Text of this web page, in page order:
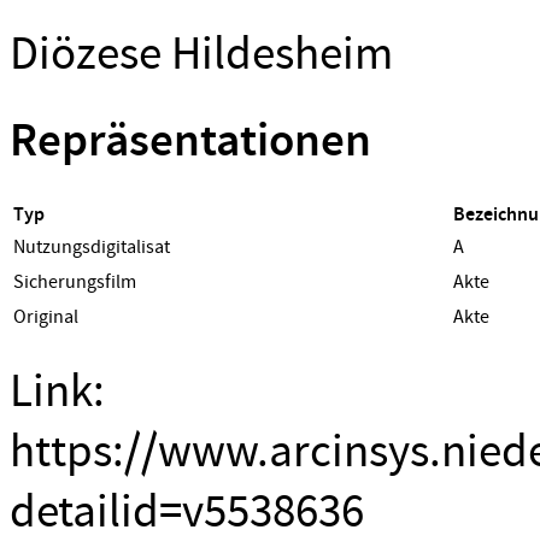
Diözese Hildesheim
Repräsentationen
Typ
Nutzungsdigitalisat
A
Sicherungsfilm
Akte
Original
Akte
Link:
https://
detailid=v5538636